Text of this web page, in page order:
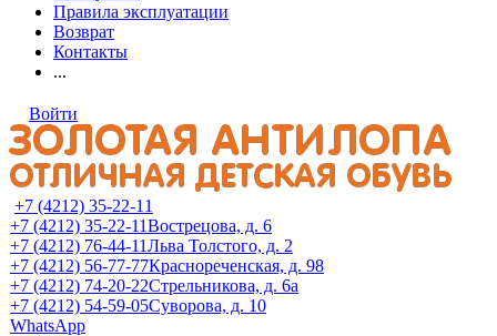
Правила эксплуатации
Возврат
Контакты
...
Войти
+7 (4212) 35-22-11
+7 (4212) 35-22-11Вострецова, д. 6
+7 (4212) 76-44-11Льва Толстого, д. 2
+7 (4212) 56-77-77Краснореченская, д. 98
+7 (4212) 74-20-22Стрельникова, д. 6а
+7 (4212) 54-59-05Суворова, д. 10
WhatsApp